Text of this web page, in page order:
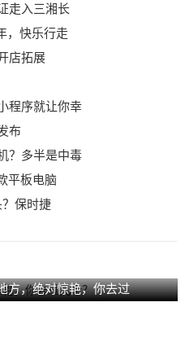
走入三湘长
，快乐行走
店拓展
程序就让你幸
布
？多半是中毒
平板电脑
？保时捷
方，绝对惊艳，你去过